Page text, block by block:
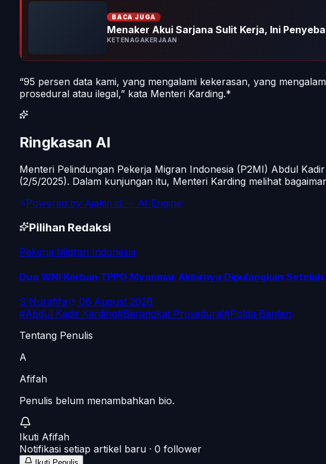
BACA JUGA
Menaker Akui Sarjana Sulit Kerja, Ini
KETENAGAKERJAAN
“95 persen data kami, yang mengalami kekerasan, yang
prosedural atau ilegal,” kata Menteri Karding.*
Ringkasan AI
Menteri Pelindungan Pekerja Migran Indonesia (P2MI) Abdul
(2/5/2025). Dalam kunjungan itu, Menteri Karding melihat
Powered by Ajakin.id — AI Engine
Pilihan Redaksi
Pekerja Migran Indonesia
Dua WNI Korban TPPO Myanmar Akhirnya Dipulangkan
S Nurafifa·
06 August 2026
#Abdul Kadir Karding#Berangkat Prosedural#Polda Banten
Tentang Penulis
A
Afifah
Penulis belum menambahkan bio.
Ikuti Afifah
Notifikasi setiap artikel baru · 0 follower